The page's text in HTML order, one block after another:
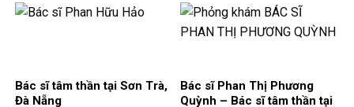
Bác sĩ tâm thần tại Sơn Trà,
Đà Nẵng
Bác sĩ Phan Thị Phương
Quỳnh – Bác sĩ tâm thần tại